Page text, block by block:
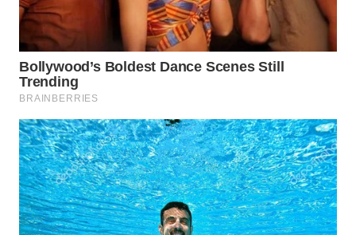
WAHANANEWS
NET
WAHANA
SPORT
WAHANA
UMKM
WAHANA
SELEB